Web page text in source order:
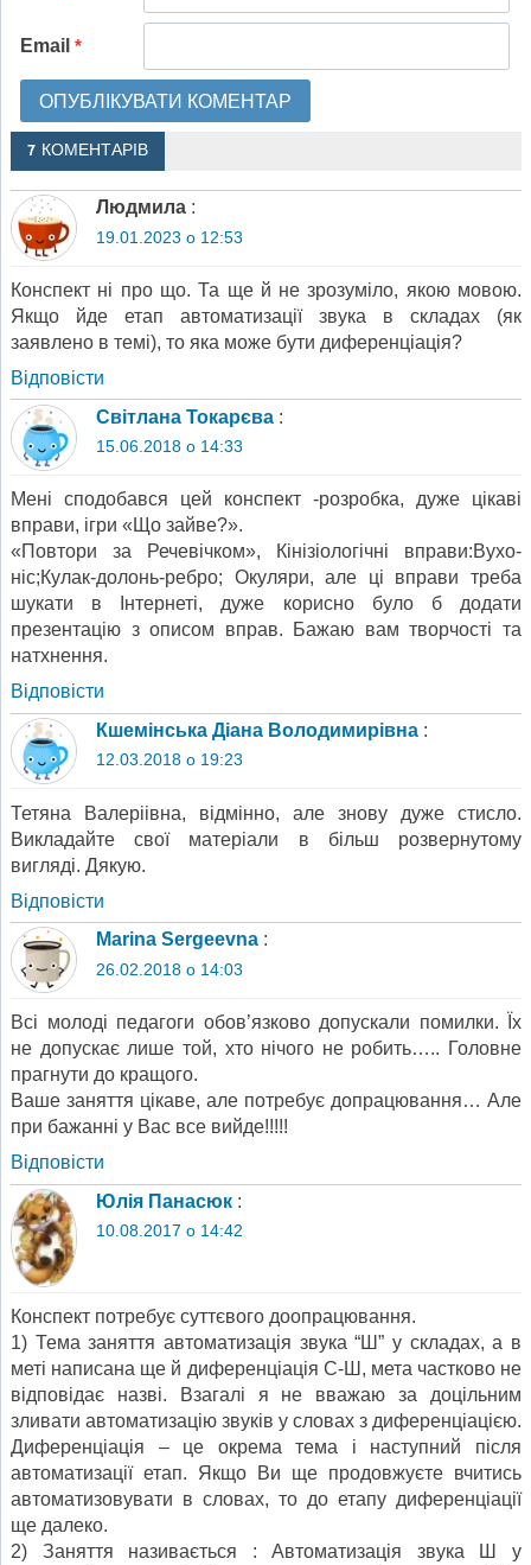
Email *
7 КОМЕНТАРІВ
Людмила :
19.01.2023 о 12:53
Конспект ні про що. Та ще й не зрозуміло, якою мовою.
Якщо йде етап автоматизації звука в складах (як
заявлено в темі), то яка може бути диференціація?
Відповіcти
Світлана Токарєва :
15.06.2018 о 14:33
Мені сподобався цей конспект -розробка, дуже цікаві
вправи, ігри «Що зайве?».
«Повтори за Речевічком», Кінізіологічні вправи:Вухо-
ніс;Кулак-долонь-ребро; Окуляри, але ці вправи треба
шукати в Інтернеті, дуже корисно було б додати
презентацію з описом вправ. Бажаю вам творчості та
натхнення.
Відповіcти
Кшемінська Діана Володимирівна :
12.03.2018 о 19:23
Тетяна Валеріівна, відмінно, але знову дуже стисло.
Викладайте свої матеріали в більш розвернутому
вигляді. Дякую.
Відповіcти
Marina Sergeevna :
26.02.2018 о 14:03
Всі молоді педагоги обов’язково допускали помилки. Їх
не допускає лише той, хто нічого не робить….. Головне
прагнути до кращого.
Ваше заняття цікаве, але потребує допрацювання… Але
при бажанні у Вас все вийде!!!!!
Відповіcти
Юлія Панасюк :
10.08.2017 о 14:42
Конспект потребує суттєвого доопрацювання.
1) Тема заняття автоматизація звука “Ш” у складах, а в
меті написана ще й диференціація С-Ш, мета частково не
відповідає назві. Взагалі я не вважаю за доцільним
зливати автоматизацію звуків у словах з диференціацією.
Диференціація – це окрема тема і наступний після
автоматизації етап. Якщо Ви ще продовжуєте вчитись
автоматизовувати в словах, то до етапу диференціації
ще далеко.
2) Заняття називається : Автоматизація звука Ш у